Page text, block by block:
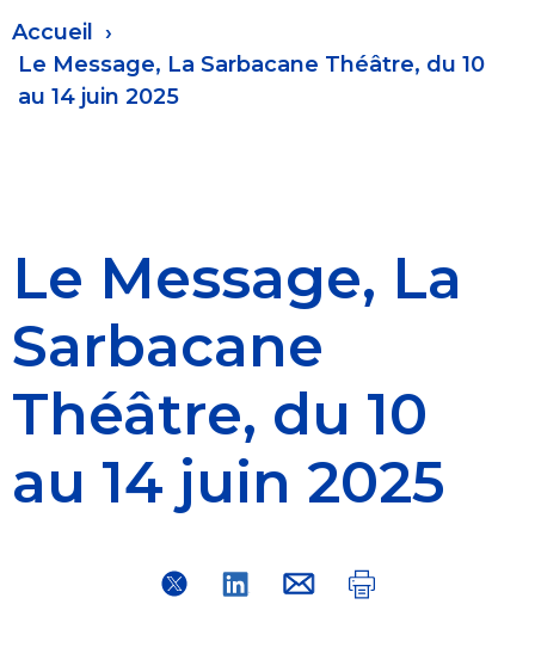
Fil
d'Ariane
Accueil
Le Message, La Sarbacane Théâtre, du 10
au 14 juin 2025
Le Message, La
Sarbacane
Théâtre, du 10
au 14 juin 2025